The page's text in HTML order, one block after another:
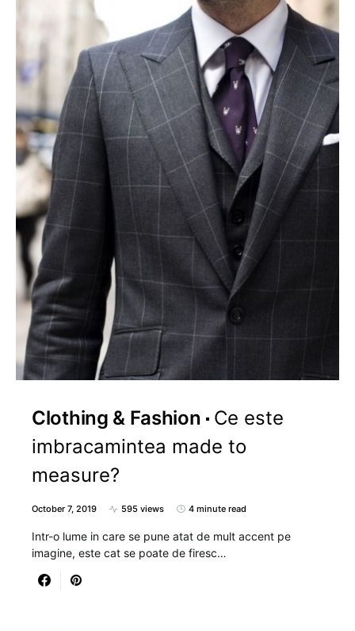
Clothing & Fashion
Ce este
imbracamintea made to
measure?
October 7, 2019 595 views 4 minute read
Intr-o lume in care se pune atat de mult accent pe
imagine, este cat se poate de firesc…